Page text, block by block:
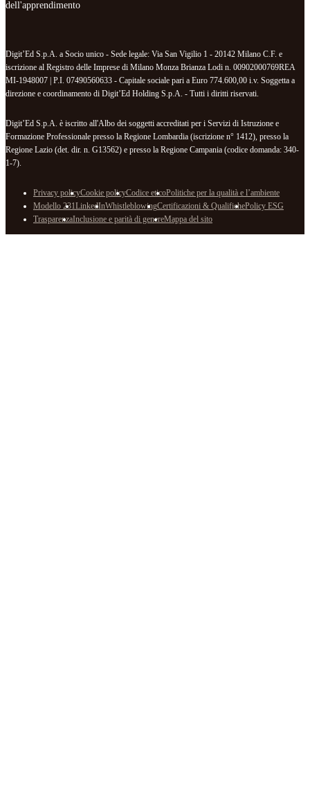
dell'apprendimento
Digit’Ed S.p.A. a Socio unico - Sede legale: Via San Vigilio 1 - 20142 Milano C.F. e
iscrizione al Registro delle Imprese di Milano Monza Brianza Lodi n. 00902000769REA
MI-1948007 | P.I. 07490560633 - Capitale sociale pari a Euro 774.600,00 i.v. Soggetta a
direzione e coordinamento di Digit’Ed Holding S.p.A. - Tutti i diritti riservati.
Digit’Ed S.p.A. è iscritto all'Albo dei soggetti accreditati per i Servizi di Istruzione e
Formazione Professionale presso la Regione Lombardia (iscrizione n° 1412), presso la
Regione Lazio (det. dir. n. G13562) e presso la Regione Campania (codice domanda: 340-
1-7).
Privacy policyCookie policyCodice eticoPolitiche per la qualità e l’ambiente
Modello 231LinkedInWhistleblowingCertificazioni & QualifichePolicy ESG
TrasparenzaInclusione e parità di genereMappa del sito